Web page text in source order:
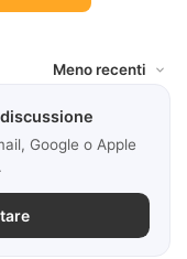
Google o Apple